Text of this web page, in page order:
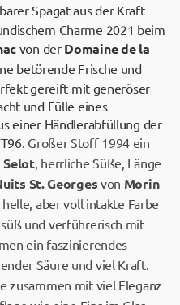
Spagat aus der Kraft
Charme 2021 beim
von der Domaine de la
betörende Frische und
gereift mit generöser
und Fülle eines
einer Händlerabfüllung der
Großer Stoff 1994 ein
Selot, herrliche Süße, Länge
St. Georges von Morin
aber voll intakte Farbe
und verführerisch mit
ein faszinierendes
Säure und viel Kraft.
zusammen mit viel Eleganz